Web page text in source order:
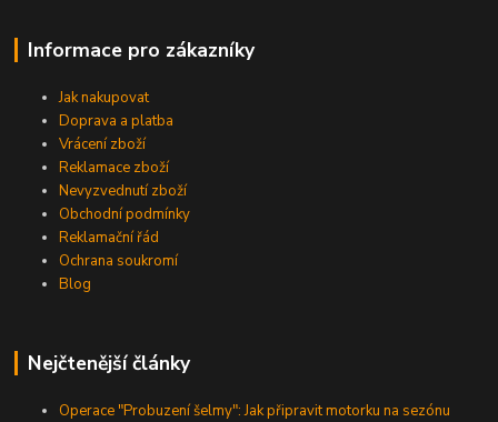
Informace pro zákazníky
Jak nakupovat
Doprava a platba
Vrácení zboží
Reklamace zboží
Nevyzvednutí zboží
Obchodní podmínky
Reklamační řád
Ochrana soukromí
Blog
Nejčtenější články
Operace "Probuzení šelmy": Jak připravit motorku na sezónu